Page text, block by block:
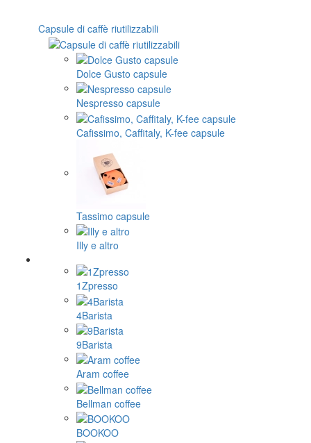
Capsule di caffè riutilizzabili
Dolce Gusto capsule
Nespresso capsule
Cafissimo, Caffitaly, K-fee capsule
Tassimo capsule
Illy e altro
1Zpresso
4Barista
9Barista
Aram coffee
Bellman coffee
BOOKOO